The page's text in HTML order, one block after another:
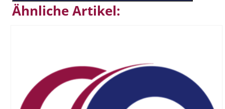
Ähnliche Artikel: